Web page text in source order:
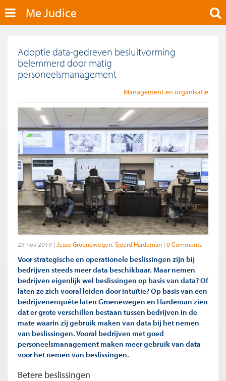
Me Judice
Adoptie data-gedreven besluitvorming
belemmerd door matig
personeelsmanagement
Management en organisatie
29 nov 2019 Jesse Groenewegen Sjoerd Hardeman 0 Comments
Voor strategische en operationele beslissingen zijn bij
bedrijven steeds meer data beschikbaar. Maar nemen
bedrijven eigenlijk wel beslissingen op basis van data? Of
laten ze zich vooral leiden door intuïtie? Op basis van een
bedrijvenenquête laten Groenewegen en Hardeman zien
dat er grote verschillen bestaan tussen bedrijven in de
mate waarin zij gebruik maken van data bij het nemen
van beslissingen. Vooral bedrijven met goed
personeelsmanagement maken meer gebruik van data
voor het nemen van beslissingen.
Betere beslissingen